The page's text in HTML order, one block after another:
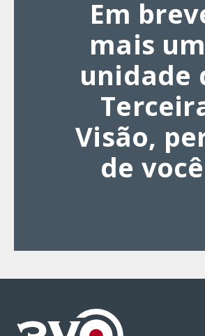
Em
mais
unidade
Visão,
de